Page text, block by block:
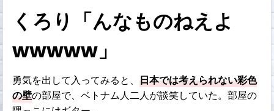
くろり「んなものねえよ
wwwww」
勇気を出して入ってみると、日本では考えられない彩色
の壁の部屋で、ベトナム人二人が談笑していた。部屋の